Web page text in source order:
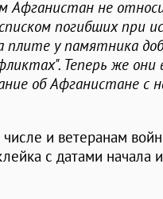
Афганистан не
погибших при
плите у памятника
Теперь же они
об Афганистане с
и ветеранам
с датами начала